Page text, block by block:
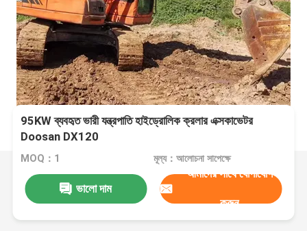
95KW ব্যবহৃত ভারী যন্ত্রপাতি হাইড্রোলিক ক্রলার এক্সকাভেটর
Doosan DX120
MOQ：1 মূল্য：আলোচনা সাপেক্ষে
ভালো দাম
আমাদের সাথে যোগাযোগ
করুন